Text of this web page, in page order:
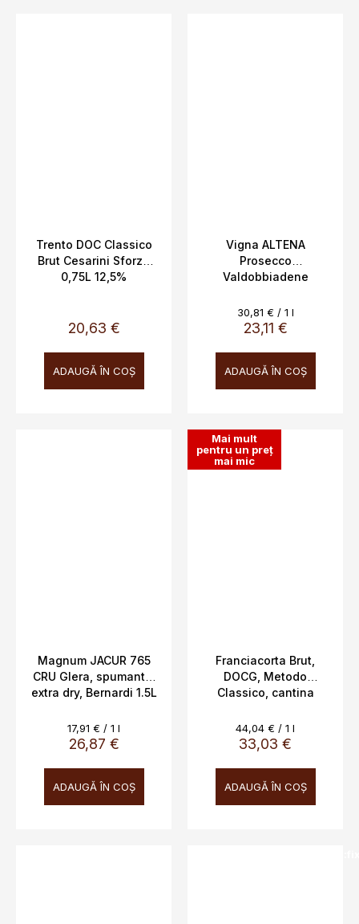
Trento DOC Classico
Brut Cesarini Sforza
0,75L 12,5%
20,63 €
ADAUGĂ ÎN COŞ
Vigna ALTENA
Prosecco
Valdobbiadene
Cantina Bortolotti
0,75L 11,8%, Edizione
23,11 €
Evaluare
preţ:
30,81 € / 1 l
ADAUGĂ ÎN COŞ
Magnum JACUR 765
CRU Glera, spumante,
extra dry, Bernardi 1.5L
26,87 €
Evaluare
preţ:
17,91 € / 1 l
ADAUGĂ ÎN COŞ
Mai mult
pentru un preț
mai mic
Franciacorta Brut,
DOCG, Metodo
Classico, cantina
0,75l
33,03 €
Evaluare
preţ:
44,04 € / 1 l
ADAUGĂ ÎN COŞ